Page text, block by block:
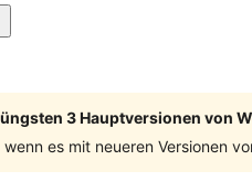
3 Hauptversionen von
es mit neueren Versionen